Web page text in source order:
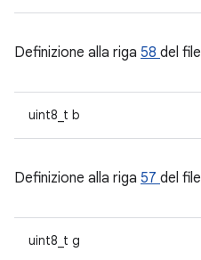
Definizione alla riga 58 del file
uint8_t b
Definizione alla riga 57 del file
uint8_t g